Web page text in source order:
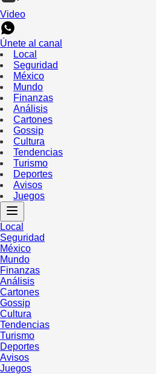
Video
Únete al canal
Local
Seguridad
México
Mundo
Finanzas
Análisis
Cartones
Gossip
Cultura
Tendencias
Turismo
Deportes
Avisos
Juegos
Local
Seguridad
México
Mundo
Finanzas
Análisis
Cartones
Gossip
Cultura
Tendencias
Turismo
Deportes
Avisos
Juegos